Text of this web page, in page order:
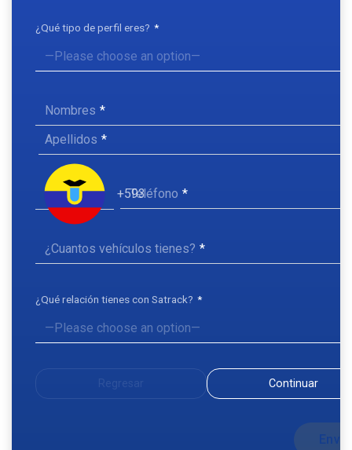
¿Qué tipo de perfil eres?
Nombres
Apellidos
+593Teléfono
¿Cuantos vehículos tienes?
¿Qué relación tienes con Satrack?
Regresar Continuar